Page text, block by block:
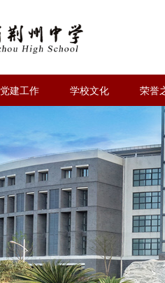
党建工作 学校文化 荣誉